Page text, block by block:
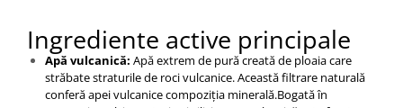
Ingrediente active principale
Apă vulcanică: Apă extrem de pură creată de ploaia care
străbate straturile de roci vulcanice. Această filtrare naturală
conferă apei vulcanice compoziția minerală.Bogată în